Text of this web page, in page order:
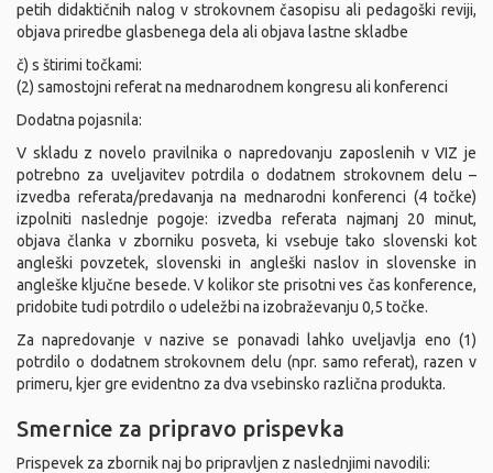
petih didaktičnih nalog v strokovnem časopisu ali pedagoški reviji,
objava priredbe glasbenega dela ali objava lastne skladbe
č) s štirimi točkami:
(2) samostojni referat na mednarodnem kongresu ali konferenci
Dodatna pojasnila:
V skladu z novelo pravilnika o napredovanju zaposlenih v VIZ je
potrebno za uveljavitev potrdila o dodatnem strokovnem delu –
izvedba referata/predavanja na mednarodni konferenci (4 točke)
izpolniti naslednje pogoje: izvedba referata najmanj 20 minut,
objava članka v zborniku posveta, ki vsebuje tako slovenski kot
angleški povzetek, slovenski in angleški naslov in slovenske in
angleške ključne besede. V kolikor ste prisotni ves čas konference,
pridobite tudi potrdilo o udeležbi na izobraževanju 0,5 točke.
Za napredovanje v nazive se ponavadi lahko uveljavlja eno (1)
potrdilo o dodatnem strokovnem delu (npr. samo referat), razen v
primeru, kjer gre evidentno za dva vsebinsko različna produkta.
Smernice za pripravo prispevka
Prispevek za zbornik naj bo pripravljen z naslednjimi navodili: